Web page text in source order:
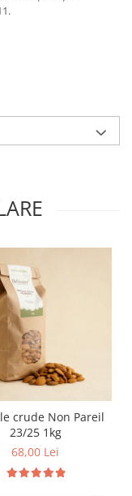
crude Non Pareil
23/25 1kg
68,00 Lei